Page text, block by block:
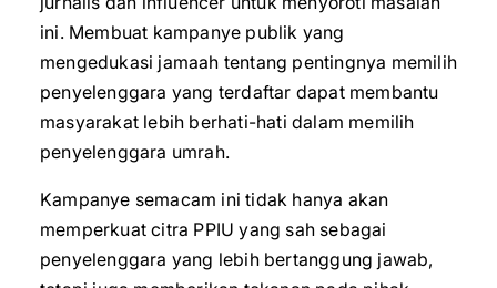
ini. Membuat kampanye publik yang
mengedukasi jamaah tentang pentingnya memilih
penyelenggara yang terdaftar dapat membantu
masyarakat lebih berhati-hati dalam memilih
penyelenggara umrah.
Kampanye semacam ini tidak hanya akan
memperkuat citra PPIU yang sah sebagai
penyelenggara yang lebih bertanggung jawab,